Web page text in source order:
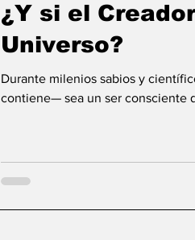
¿Y si el
Universo?
Durante milenios sabios y
contiene— sea un ser consciente